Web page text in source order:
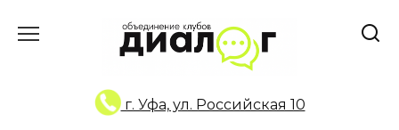
г. Уфа, ул. Российская 10